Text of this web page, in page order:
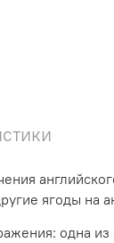
ягоды на
одна